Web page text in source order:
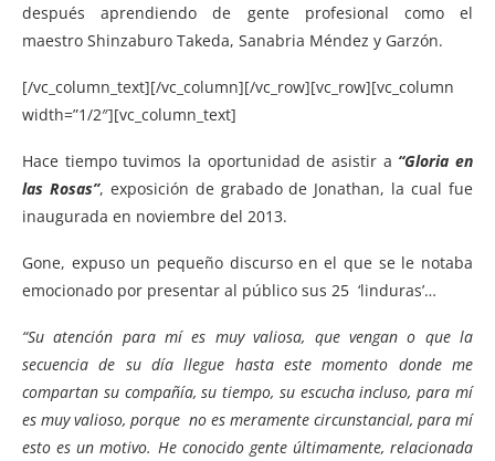
después aprendiendo de gente profesional como el
maestro Shinzaburo Takeda, Sanabria Méndez y Garzón.
[/vc_column_text][/vc_column][/vc_row][vc_row][vc_column
width=”1/2″][vc_column_text]
Hace tiempo tuvimos la oportunidad de asistir a “Gloria en
las Rosas”, exposición de grabado de Jonathan, la cual fue
inaugurada en noviembre del 2013.
Gone, expuso un pequeño discurso en el que se le notaba
emocionado por presentar al público sus 25 ‘linduras’…
“Su atención para mí es muy valiosa, que vengan o que la
secuencia de su día llegue hasta este momento donde me
compartan su compañía, su tiempo, su escucha incluso, para mí
es muy valioso, porque no es meramente circunstancial, para mí
esto es un motivo. He conocido gente últimamente, relacionada